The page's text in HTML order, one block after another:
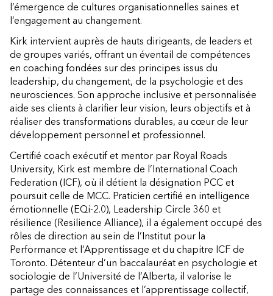
l’émergence de cultures organisationnelles saines et
l’engagement au changement.
Kirk intervient auprès de hauts dirigeants, de leaders et
de groupes variés, offrant un éventail de compétences
en coaching fondées sur des principes issus du
leadership, du changement, de la psychologie et des
neurosciences. Son approche inclusive et personnalisée
aide ses clients à clarifier leur vision, leurs objectifs et à
réaliser des transformations durables, au cœur de leur
développement personnel et professionnel.
Certifié coach exécutif et mentor par Royal Roads
University, Kirk est membre de l’International Coach
Federation (ICF), où il détient la désignation PCC et
poursuit celle de MCC. Praticien certifié en intelligence
émotionnelle (EQi-2.0), Leadership Circle 360 et
résilience (Resilience Alliance), il a également occupé des
rôles de direction au sein de l’Institut pour la
Performance et l’Apprentissage et du chapitre ICF de
Toronto. Détenteur d’un baccalauréat en psychologie et
sociologie de l’Université de l’Alberta, il valorise le
partage des connaissances et l’apprentissage collectif,